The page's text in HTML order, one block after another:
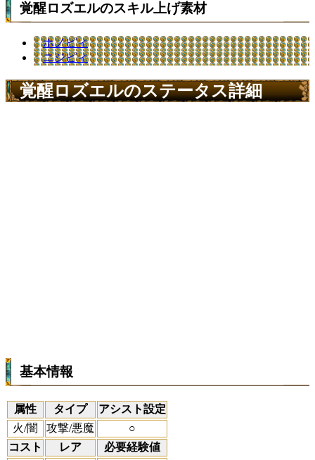
覚醒ロズエルのスキル上げ素材
ホノピィ
ニジピィ
覚醒ロズエルのステータス詳細
基本情報
属性 タイプ
アシスト設定
火/闇
攻撃/悪魔
○
コスト
レア
必要経験値